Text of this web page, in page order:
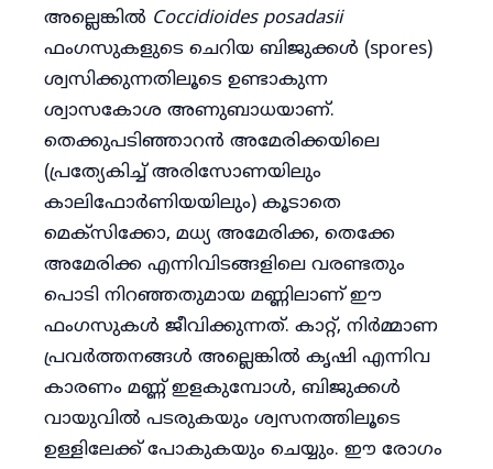
അല്ലെങ്കിൽ Coccidioides posadasii
ഫംഗസുകളുടെ ചെറിയ ബിജുക്കൾ (spores)
ശ്വസിക്കുന്നതിലൂടെ ഉണ്ടാകുന്ന
ശ്വാസകോശ അണുബാധയാണ്.
തെക്കുപടിഞ്ഞാറൻ അമേരിക്കയിലെ
(പ്രത്യേകിച്ച് അരിസോണയിലും
കാലിഫോർണിയയിലും) കൂടാതെ
മെക്സിക്കോ, മധ്യ അമേരിക്ക, തെക്കേ
അമേരിക്ക എന്നിവിടങ്ങളിലെ വരണ്ടതും
പൊടി നിറഞ്ഞതുമായ മണ്ണിലാണ് ഈ
ഫംഗസുകൾ ജീവിക്കുന്നത്. കാറ്റ്, നിർമ്മാണ
പ്രവർത്തനങ്ങൾ അല്ലെങ്കിൽ കൃഷി എന്നിവ
കാരണം മണ്ണ് ഇളകുമ്പോൾ, ബിജുക്കൾ
വായുവിൽ പടരുകയും ശ്വസനത്തിലൂടെ
ഉള്ളിലേക്ക് പോകുകയും ചെയ്യും. ഈ രോഗം